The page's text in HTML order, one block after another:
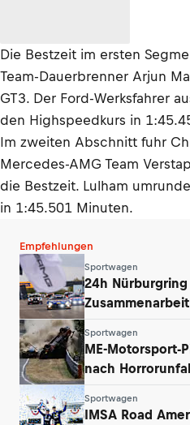
Die Bestzeit im ersten
Team-Dauerbrenner Arjun
GT3. Der Ford-Werksfahrer
den Highspeedkurs in
Im zweiten Abschnitt fuhr
Mercedes-AMG Team
die Bestzeit. Lulham
in 1:45.501 Minuten.
Empfehlungen
Sportwagen
24h
Sportwagen
ME-Motorsport-
nach
Sportwagen
IMSA Road